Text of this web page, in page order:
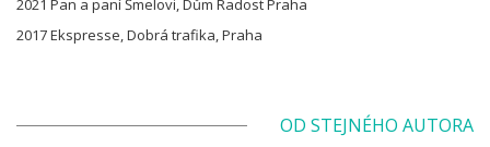
2021 Pan a paní Šmelovi, Dům Radost Praha
2017 Ekspresse, Dobrá trafika, Praha
OD STEJNÉHO AUTORA